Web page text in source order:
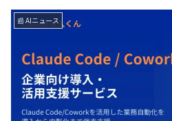
📰 AIニュース